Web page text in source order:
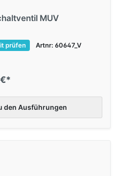
MUV
prüfen Artnr: 60647_V
den Ausführungen